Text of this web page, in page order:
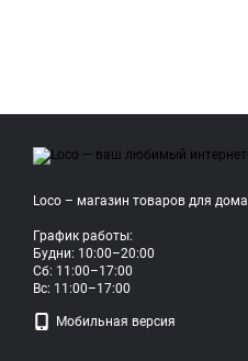
Loco – магазин товаров для дома
График работы:
Будни: 10:00–20:00
Сб: 11:00–17:00
Вс: 11:00–17:00
Мобильная версия